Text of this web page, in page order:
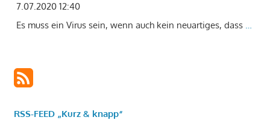
7.07.2020 12:40
Es muss ein Virus sein, wenn auch kein neuartiges, dass …
RSS-FEED „Kurz & knapp“